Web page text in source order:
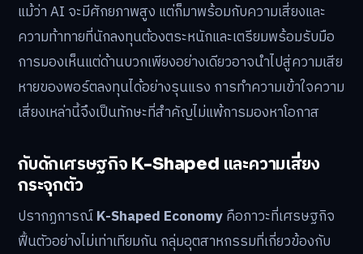
แม้ว่า AI จะมีศักยภาพสูง แต่ก็มาพร้อมกับความเสี่ยงและ
ความท้าทายที่นักลงทุนต้องตระหนักและเตรียมพร้อมรับมือ
การมองเห็นแต่ด้านบวกเพียงอย่างเดียวอาจนำไปสู่ความเสีย
หายของพอร์ตลงทุนได้อย่างรุนแรง การทำความเข้าใจความ
เสี่ยงเหล่านี้จึงเป็นทักษะที่สำคัญไม่แพ้การมองหาโอกาส
กับดักเศรษฐกิจ K-Shaped และความเสี่ยง
กระจุกตัว
ปรากฏการณ์K-Shaped Economyคือภาวะที่เศรษฐกิจ
ฟื้นตัวอย่างไม่เท่าเทียมกัน กลุ่มอุตสาหกรรมที่เกี่ยวข้องกับ